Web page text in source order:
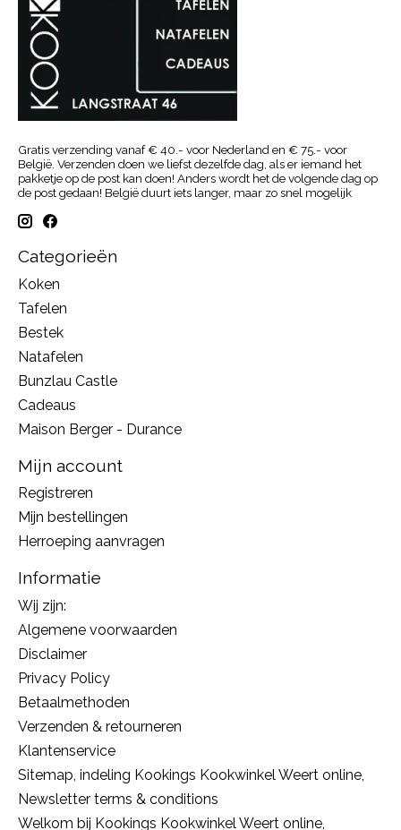
Gratis verzending vanaf € 40.- voor Nederland en € 75.- voor
België. Verzenden doen we liefst dezelfde dag, als er iemand het
pakketje op de post kan doen! Anders wordt het de volgende dag op
de post gedaan! België duurt iets langer, maar zo snel mogelijk
Categorieën
Koken
Tafelen
Bestek
Natafelen
Bunzlau Castle
Cadeaus
Maison Berger - Durance
Mijn account
Registreren
Mijn bestellingen
Herroeping aanvragen
Informatie
Wij zijn:
Algemene voorwaarden
Disclaimer
Privacy Policy
Betaalmethoden
Verzenden & retourneren
Klantenservice
Sitemap, indeling Kookings Kookwinkel Weert online,
Newsletter terms & conditions
Welkom bij Kookings Kookwinkel Weert online,